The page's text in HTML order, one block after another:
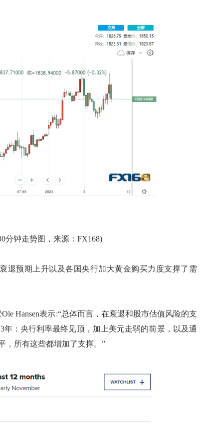
分钟走势图，来源：FX168)
退预期上升以及各国央行加大黄金购买力度支撑了需
Hansen表示:“总体而言，在衰退和股市估值风险的支
年：央行利率最终见顶，加上美元走弱的前景，以及通
，所有这些都增加了支撑。”